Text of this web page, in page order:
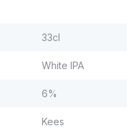
33cl
White IPA
6%
Kees